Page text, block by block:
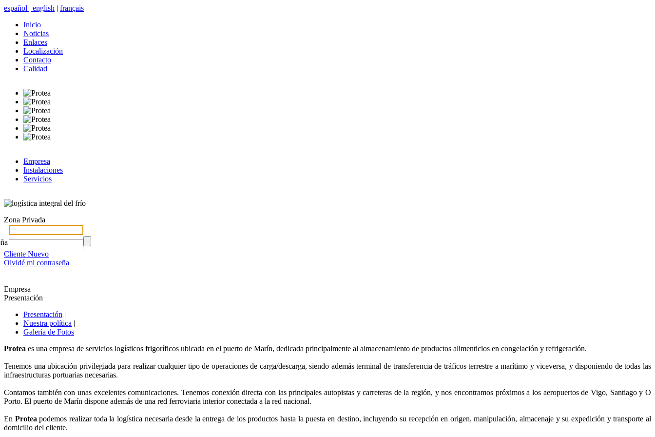
español | english | français
Inicio
Noticias
Enlaces
Localización
Contacto
Calidad
Empresa
Instalaciones
Servicios
logística integral del frío
Zona Privada
Cliente Nuevo
Olvidé mi contraseña
Empresa
Presentación
Presentación |
Nuestra política |
Galería de Fotos
Protea es una empresa de servicios logísticos frigoríficos ubicada en el puerto de Marín, dedicada principalmente al almacenamiento de productos alimenticios en congelación y refrigeración.
Tenemos una ubicación privilegiada para realizar cualquier tipo de operaciones de carga/descarga, siendo además terminal de transferencia de tráficos terrestre a marítimo y viceversa, y disponiendo de todas las
infraestructuras portuarias necesarias.
Contamos también con unas excelentes comunicaciones. Tenemos conexión directa con las principales autopistas y carreteras de la región, y nos encontramos próximos a los aeropuertos de Vigo, Santiago y O
Porto. El puerto de Marín dispone además de una red ferroviaria interior conectada a la red nacional.
En Protea podemos realizar toda la logística necesaria desde la entrega de los productos hasta la puesta en destino, incluyendo su recepción en origen, manipulación, almacenaje y su expedición y transporte al
domicilio del cliente.